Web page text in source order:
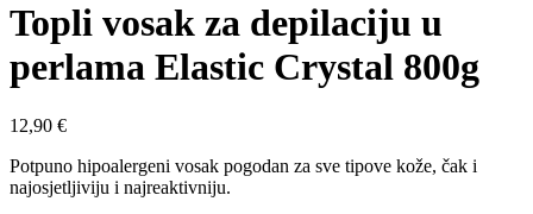
Topli vosak za depilaciju u
perlama Elastic Crystal 800g
12,90 €
Potpuno hipoalergeni vosak pogodan za sve tipove kože, čak i
najosjetljiviju i najreaktivniju.